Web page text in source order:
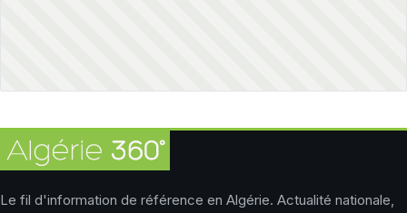
Le fil d'information de référence en Algérie. Actualité nationale,